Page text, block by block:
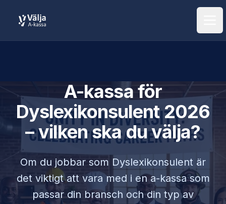
A-kassa för
Dyslexikonsulent2026
– vilken ska du välja?
Om du jobbar som Dyslexikonsulent är
det viktigt att vara med i en a-kassa som
passar din bransch och din typ av